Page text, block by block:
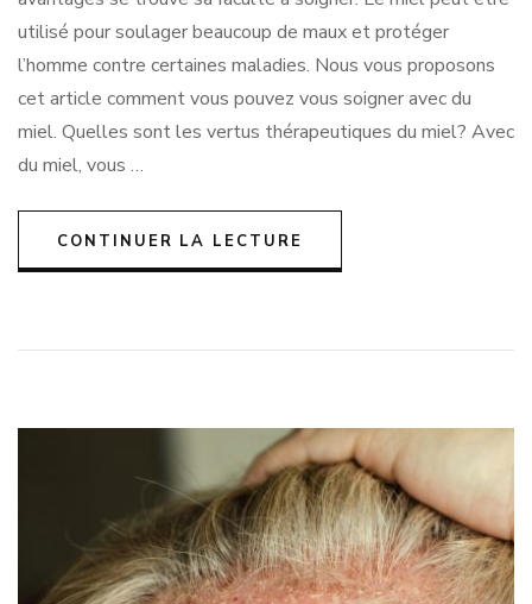
utilisé pour soulager beaucoup de maux et protéger
l’homme contre certaines maladies. Nous vous proposons
cet article comment vous pouvez vous soigner avec du
miel. Quelles sont les vertus thérapeutiques du miel? Avec
du miel, vous …
CONTINUER LA LECTURE